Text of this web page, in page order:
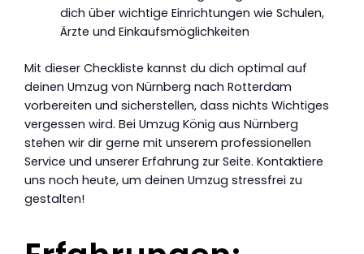
dich über wichtige Einrichtungen wie Schulen,
Ärzte und Einkaufsmöglichkeiten
Mit dieser Checkliste kannst du dich optimal auf
deinen Umzug von Nürnberg nach Rotterdam
vorbereiten und sicherstellen, dass nichts Wichtiges
vergessen wird. Bei Umzug König aus Nürnberg
stehen wir dir gerne mit unserem professionellen
Service und unserer Erfahrung zur Seite. Kontaktiere
uns noch heute, um deinen Umzug stressfrei zu
gestalten!